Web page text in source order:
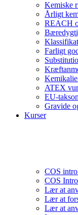
Kemiske
Årligt
REACH
Farligt
ATEX
EU-
Gravide
Kurser
COS
COS
Lær at
Lær at
Lær at